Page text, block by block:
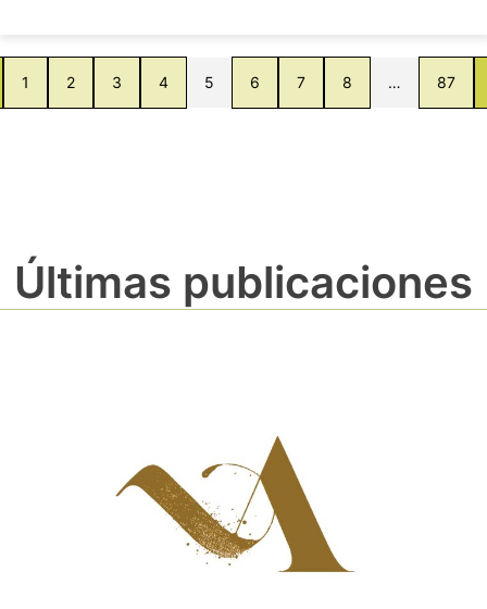
1 2 3 4 5 6 7 8 … 87
Últimas publicaciones